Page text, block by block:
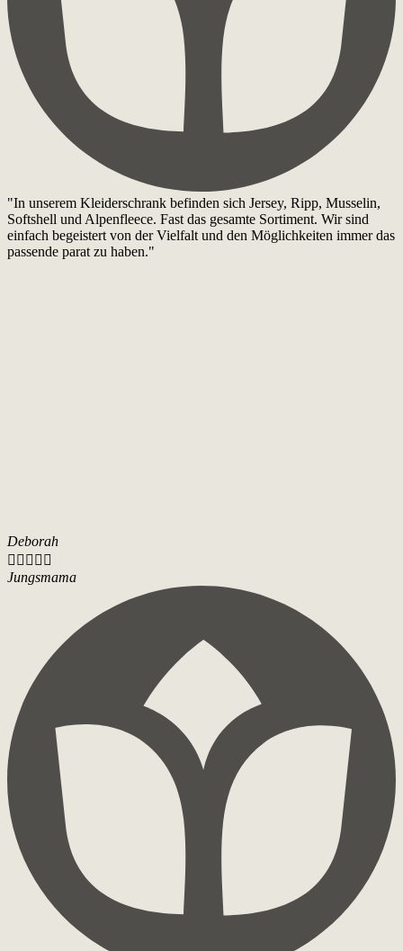
"In unserem Kleiderschrank befinden sich Jersey, Ripp, Musselin,
Softshell und Alpenfleece. Fast das gesamte Sortiment. Wir sind
einfach begeistert von der Vielfalt und den Möglichkeiten immer das
passende parat zu haben."
Deborah
    
Jungsmama